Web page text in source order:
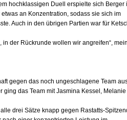
hochklassigen Duell erspielte sich Berger
an Konzentration, sodass sie sich im
Auch in den übrigen Partien war für
der Rückrunde wollen wir angreifen“,
gegen das noch ungeschlagene Team
das Team mit Jasmina Kessel, Melanie
drei Sätze knapp gegen Rastatts-